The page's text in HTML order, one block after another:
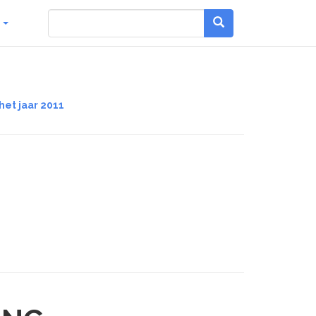
jaar 2011